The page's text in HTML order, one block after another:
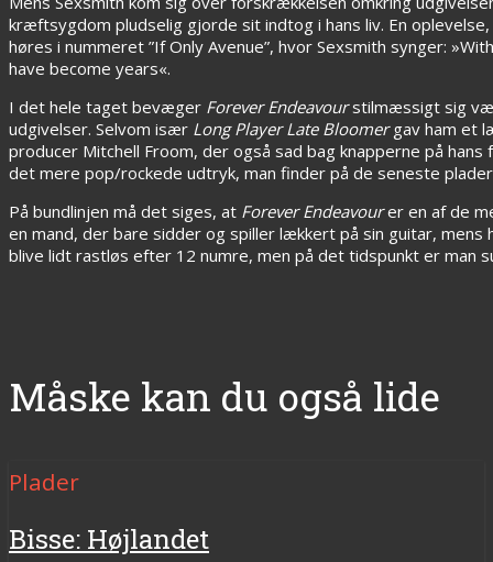
kræftsygdom pludselig gjorde sit indtog i hans liv. En
høres i nummeret ”If Only Avenue”, hvor Sexsmith synger:
have become years«.
I det hele taget bevæger Forever Endeavourstilmæssigt sig
udgivelser. Selvom især Long Player Late Bloomergav ham et
producer Mitchell Froom, der også sad bag knapperne på
det mere pop/rockede udtryk, man finder på de seneste
På bundlinjen må det siges, at Forever Endeavourer en af de
en mand, der bare sidder og spiller lækkert på sin guitar, mens
blive lidt rastløs efter 12 numre, men på det tidspunkt er man
Måske kan du også lide
Plader
Bisse: Højlandet